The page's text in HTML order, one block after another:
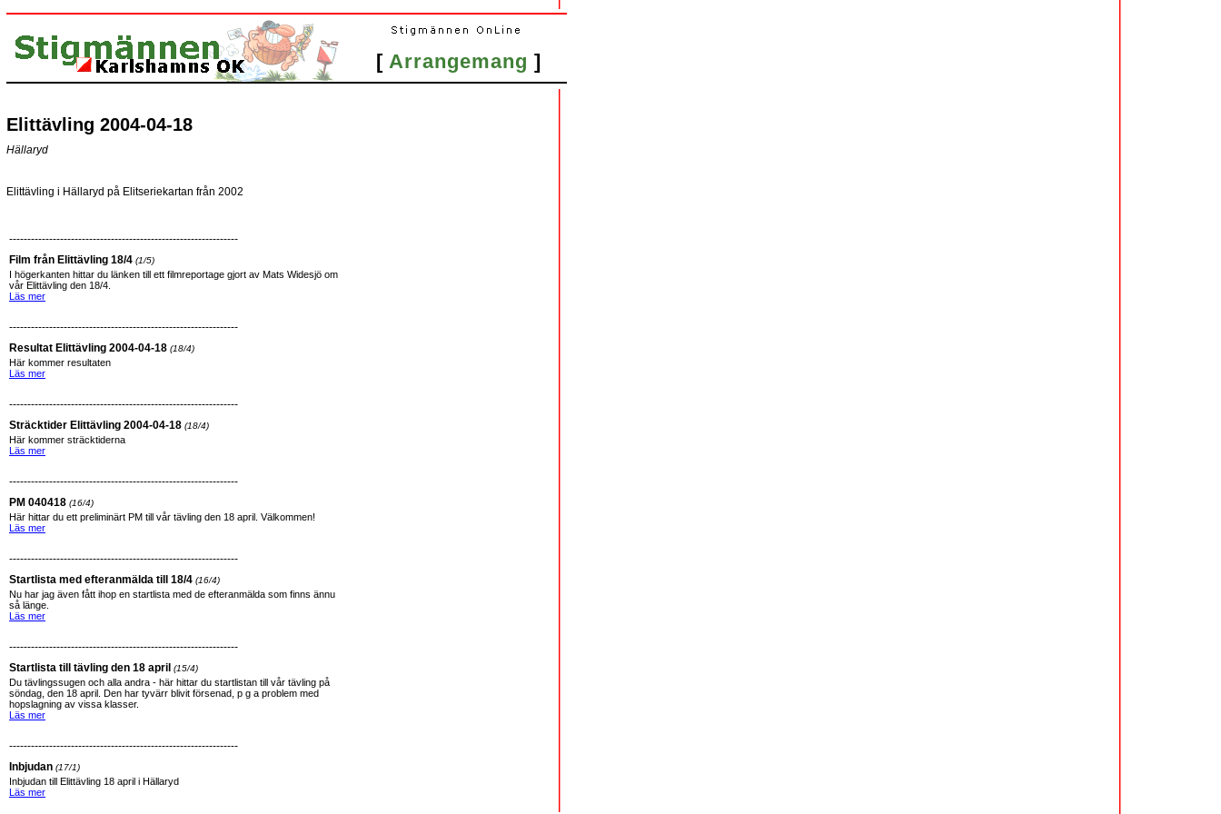
[ Arrangemang ]
Elittävling 2004-04-18
Hällaryd
Elittävling i Hällaryd på Elitseriekartan från 2002
---------------------------------------------------------------
Film från Elittävling 18/4 (1/5)
I högerkanten hittar du länken till ett filmreportage gjort av Mats Widesjö om
vår Elittävling den 18/4.
Läs mer
---------------------------------------------------------------
Resultat Elittävling 2004-04-18 (18/4)
Här kommer resultaten
Läs mer
---------------------------------------------------------------
Sträcktider Elittävling 2004-04-18 (18/4)
Här kommer sträcktiderna
Läs mer
---------------------------------------------------------------
PM 040418 (16/4)
Här hittar du ett preliminärt PM till vår tävling den 18 april. Välkommen!
Läs mer
---------------------------------------------------------------
Startlista med efteranmälda till 18/4 (16/4)
Nu har jag även fått ihop en startlista med de efteranmälda som finns ännu
så länge.
Läs mer
---------------------------------------------------------------
Startlista till tävling den 18 april (15/4)
Du tävlingssugen och alla andra - här hittar du startlistan till vår tävling på
söndag, den 18 april. Den har tyvärr blivit försenad, p g a problem med
hopslagning av vissa klasser.
Läs mer
---------------------------------------------------------------
Inbjudan (17/1)
Inbjudan till Elittävling 18 april i Hällaryd
Läs mer